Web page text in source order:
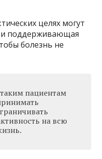
целях могут
и поддерживающая
болезнь не
пациентам
на всю